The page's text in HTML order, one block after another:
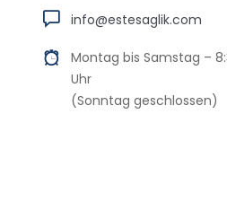
info@estesaglik.com
Montag bis Samstag –
Uhr
(Sonntag geschlossen)